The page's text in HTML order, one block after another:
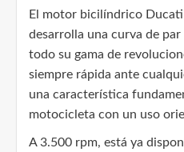
El motor bicilíndrico Ducati
desarrolla una curva de
todo su gama de
siempre rápida ante
una característica
motocicleta con un uso
A 3.500 rpm, está ya